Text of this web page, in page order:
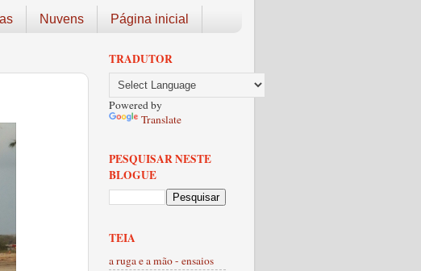
Nuvens Página inicial
TRADUTOR
Powered by
Translate
PESQUISAR NESTE
BLOGUE
TEIA
a ruga e a mão - ensaios